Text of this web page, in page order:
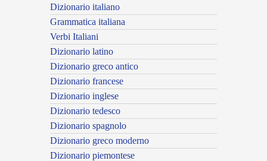
Dizionario italiano
Grammatica italiana
Verbi Italiani
Dizionario latino
Dizionario greco antico
Dizionario francese
Dizionario inglese
Dizionario tedesco
Dizionario spagnolo
Dizionario greco moderno
Dizionario piemontese